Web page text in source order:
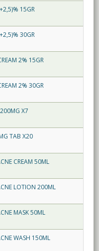
15GR
30GR
2% 15GR
2% 30GR
X7
TAB X20
CREAM 50ML
LOTION 200ML
MASK 50ML
WASH 150ML